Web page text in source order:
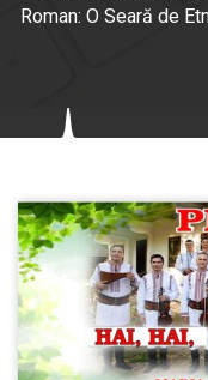
Roman: O Seară de